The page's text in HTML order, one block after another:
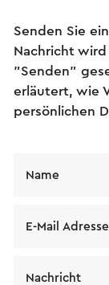
Senden Sie
Nachricht
"Senden"
erläutert, wie
persönlichen
Name
E-Mail Adresse
Nachricht